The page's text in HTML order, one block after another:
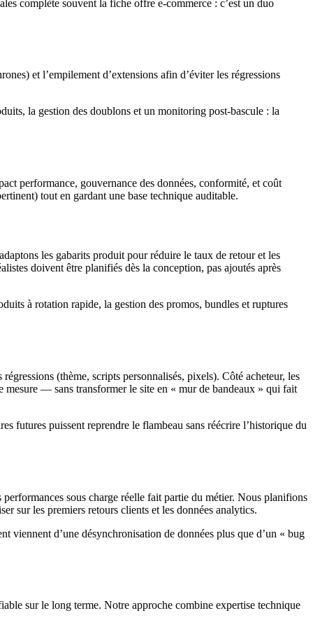
complète souvent la fiche offre e-commerce : c’est un duo
et l’empilement d’extensions afin d’éviter les régressions
la gestion des doublons et un monitoring post-bascule : la
performance, gouvernance des données, conformité, et coût
tout en gardant une base technique auditable.
les gabarits produit pour réduire le taux de retour et les
doivent être planifiés dès la conception, pas ajoutés après
à rotation rapide, la gestion des promos, bundles et ruptures
(thème, scripts personnalisés, pixels). Côté acheteur, les
mesure — sans transformer le site en « mur de bandeaux » qui fait
futures puissent reprendre le flambeau sans réécrire l’historique du
sous charge réelle fait partie du métier. Nous planifions
sur les premiers retours clients et les données analytics.
viennent d’une désynchronisation de données plus que d’un « bug
sur le long terme. Notre approche combine expertise technique